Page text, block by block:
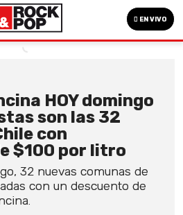
EN VIVO
HOY domingo
son las 32
con
$100 por litro
32 nuevas comunas de
con un descuento de